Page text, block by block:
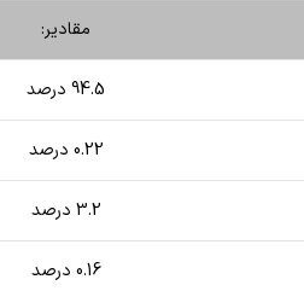
مقادیر:
94.5 درصد
0.22 درصد
3.2 درصد
0.16 درصد